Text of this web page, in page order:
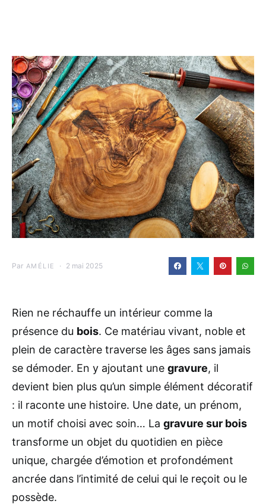
Par AMÉLIE 2 mai 2025
Rien ne réchauffe un intérieur comme la
présence du bois. Ce matériau vivant, noble et
plein de caractère traverse les âges sans jamais
se démoder. En y ajoutant une gravure, il
devient bien plus qu’un simple élément décoratif
: il raconte une histoire. Une date, un prénom,
un motif choisi avec soin… La gravure sur bois
transforme un objet du quotidien en pièce
unique, chargée d’émotion et profondément
ancrée dans l’intimité de celui qui le reçoit ou le
possède.